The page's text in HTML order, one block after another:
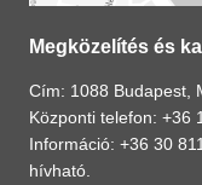
Megközelítés és
Cím: 1088 Budapest,
Központi telefon: +36
Információ: +36 30
hívható.